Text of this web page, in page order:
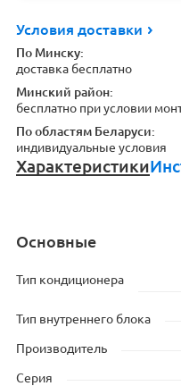
Условия доставки
По Минску:
доставка бесплатно
Минский район:
бесплатно при условии
По областям Беларуси:
индивидуальные условия
Характеристики
Основные
Тип кондиционера
Тип внутреннего блока
Производитель
Серия